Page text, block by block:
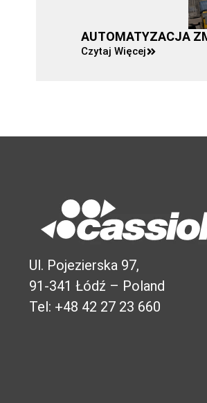
AUTOMATYZACJA
Czytaj Więcej
Ul. Pojezierska 97,
91-341 Łódź – Poland
Tel: +48 42 27 23 660